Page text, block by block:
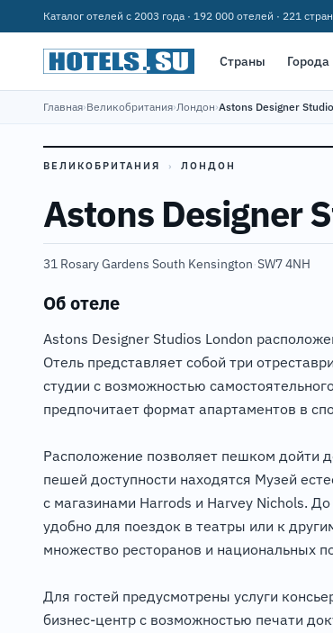
Каталог отелей с 2003 года · 192 000 отелей · 221
Страны Города
Главная›Великобритания›Лондон›Astons Designer
ВЕЛИКОБРИТАНИЯ › ЛОНДОН
Astons Designer
31 Rosary Gardens South Kensington·SW7 4NH
Об отеле
Astons Designer Studios London
Отель представляет собой три
студии с возможностью
предпочитает формат апартаментов в
Расположение позволяет пешком дойти
пешей доступности находятся Музей
с магазинами Harrods и Harvey Nichols.
удобно для поездок в театры или к
множество ресторанов и национальных
Для гостей предусмотрены услуги
бизнес-центр с возможностью печати